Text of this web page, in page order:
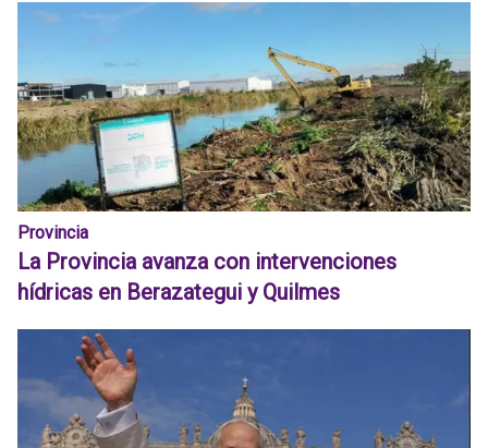
Provincia
La Provincia avanza con intervenciones
hídricas en Berazategui y Quilmes